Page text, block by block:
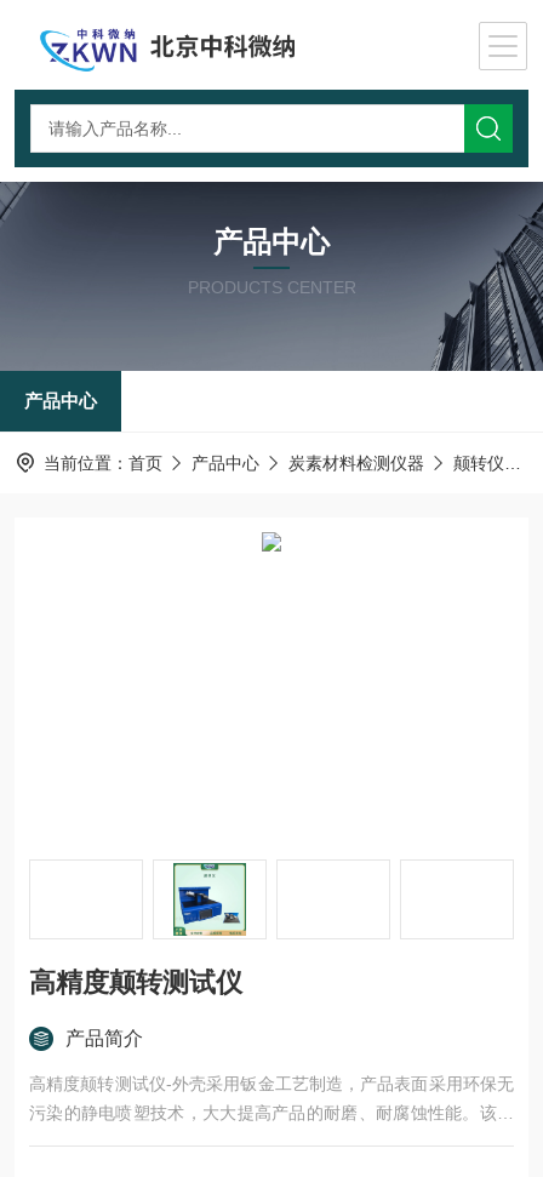
产品中心
PRODUCTS CENTER
产品中心
当前位置： 首页 产品中心 炭素材料检测仪器 颠转仪
高精度颠转测试仪
产品简介
高精度颠转测试仪-外壳采用钣金工艺制造，产品表面采用环保无
污染的静电喷塑技术，大大提高产品的耐磨、耐腐蚀性能。该仪
器采用步进电机加同步带传动，降低噪音、震动；采用可编程序